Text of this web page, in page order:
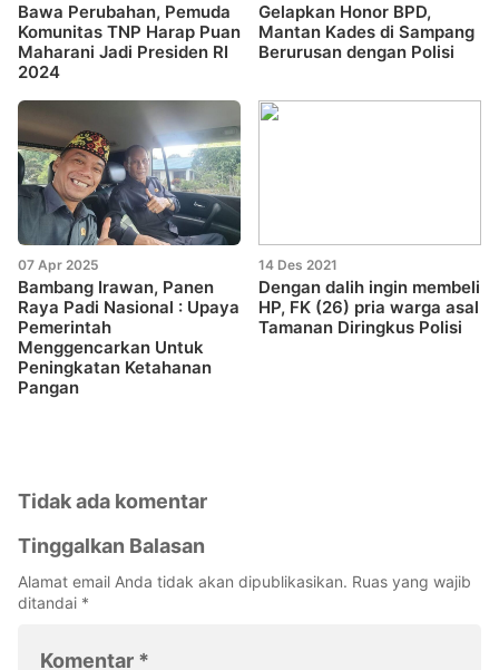
Bawa Perubahan, Pemuda
Komunitas TNP Harap Puan
Maharani Jadi Presiden RI
2024
Gelapkan Honor BPD,
Mantan Kades di Sampang
Berurusan dengan Polisi
07 Apr 2025
Bambang Irawan, Panen
Raya Padi Nasional : Upaya
Pemerintah
Menggencarkan Untuk
Peningkatan Ketahanan
Pangan
14 Des 2021
Dengan dalih ingin membeli
HP, FK (26) pria warga asal
Tamanan Diringkus Polisi
Tidak ada komentar
Tinggalkan Balasan
Alamat email Anda tidak akan dipublikasikan. Ruas yang wajib
ditandai *
Komentar *